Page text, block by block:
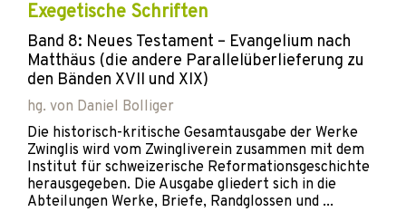
Exegetische Schriften
Band 8: Neues Testament – Evangelium nach
Matthäus (die andere Parallelüberlieferung zu
den Bänden XVII und XIX)
hg. von Daniel Bolliger
Die historisch-kritische Gesamtausgabe der Werke
Zwinglis wird vom Zwingliverein zusammen mit dem
Institut für schweizerische Reformationsgeschichte
herausgegeben. Die Ausgabe gliedert sich in die
Abteilungen Werke, Briefe, Randglossen und ...